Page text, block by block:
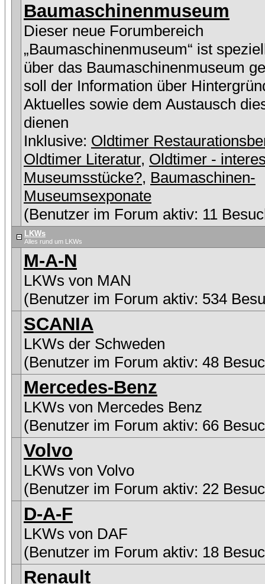
Baumaschinenmuseum
Dieser neue Forumbereich
„Baumaschinenmuseum“ ist
über das Baumaschinenmuseum
soll der Information über
Aktuelles sowie dem Austausch
dienen
Inklusive: Oldtimer
Oldtimer Literatur, Oldtimer -
Museumsstücke?, Baumaschinen-
Museumsexponate
(Benutzer im Forum aktiv: 11
LKWs
Alles rund um LKWs
M-A-N
LKWs von MAN
(Benutzer im Forum aktiv: 534
SCANIA
LKWs der Schweden
(Benutzer im Forum aktiv: 48
Mercedes-Benz
LKWs von Mercedes Benz
(Benutzer im Forum aktiv: 66
Volvo
LKWs von Volvo
(Benutzer im Forum aktiv: 22
D-A-F
LKWs von DAF
(Benutzer im Forum aktiv: 18
Renault